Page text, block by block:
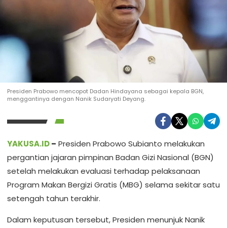
Presiden Prabowo mencopot Dadan Hindayana sebagai kepala BGN,
menggantinya dengan Nanik Sudaryati Deyang.
YAKUSA.ID– Presiden Prabowo Subianto melakukan
pergantian jajaran pimpinan Badan Gizi Nasional (BGN)
setelah melakukan evaluasi terhadap pelaksanaan
Program Makan Bergizi Gratis (MBG) selama sekitar satu
setengah tahun terakhir.
Dalam keputusan tersebut, Presiden menunjuk Nanik